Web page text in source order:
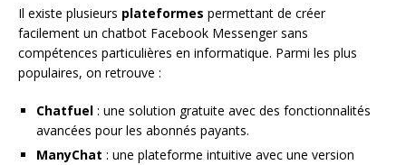
Il existe plusieurs plateformes permettant de créer
facilement un chatbot Facebook Messenger sans
compétences particulières en informatique. Parmi les plus
populaires, on retrouve :
Chatfuel : une solution gratuite avec des fonctionnalités
avancées pour les abonnés payants.
ManyChat : une plateforme intuitive avec une version